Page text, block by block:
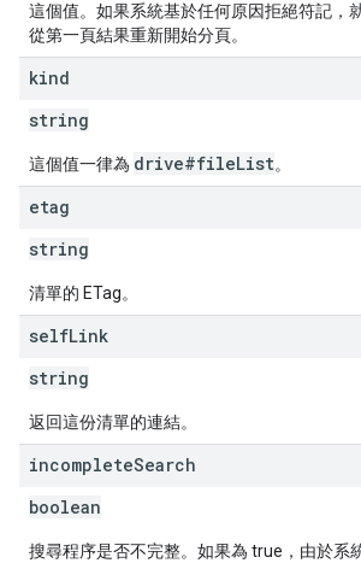
這個值。如果系統基於任何原因拒絕符記，
從第一頁結果重新開始分頁。
kind
string
這個值一律為 drive#fileList。
etag
string
清單的 ETag。
selfLink
string
返回這份清單的連結。
incompleteSearch
boolean
搜尋程序是否不完整。如果為 true，由於系